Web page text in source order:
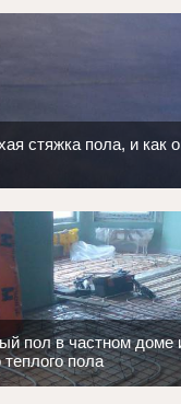
стяжка пола, и как
пол в частном доме
пола